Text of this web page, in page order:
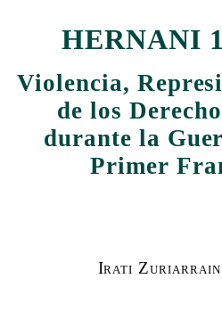
HERNANI
Violencia,
de los
durante la
Primer
Irati Zuriarrain